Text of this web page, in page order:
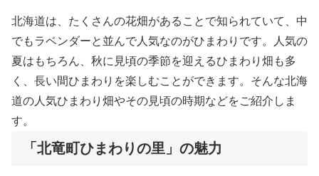
北海道は、たくさんの花畑があることで知られていて、中
でもラベンダーと並んで人気なのがひまわりです。人気の
夏はもちろん、秋に見頃の季節を迎えるひまわり畑も多
く、長い間ひまわりを楽しむことができます。そんな北海
道の人気ひまわり畑やその見頃の時期などをご紹介しま
す。
「北竜町ひまわりの里」の魅力